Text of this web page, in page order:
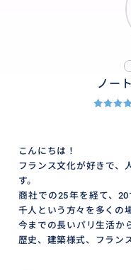
ノー
こんにちは！
フランス文化が好きで、
す。
商社での25年を経て、
千人という方々を多くの
今までの長いパリ生活か
歴史、建築様式、フラン